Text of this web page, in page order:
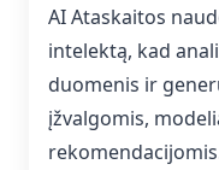
AI Ataskaitos
intelektą, kad
duomenis ir
įžvalgomis,